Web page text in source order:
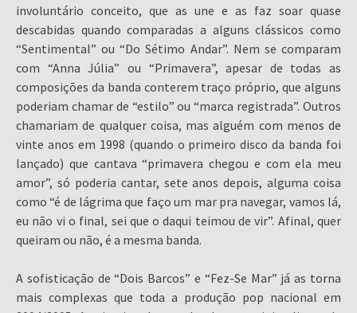
involuntário conceito, que as une e as faz soar quase
descabidas quando comparadas a alguns clássicos como
“Sentimental” ou “Do Sétimo Andar”. Nem se comparam
com “Anna Júlia” ou “Primavera”, apesar de todas as
composições da banda conterem traço próprio, que alguns
poderiam chamar de “estilo” ou “marca registrada”. Outros
chamariam de qualquer coisa, mas alguém com menos de
vinte anos em 1998 (quando o primeiro disco da banda foi
lançado) que cantava “primavera chegou e com ela meu
amor”, só poderia cantar, sete anos depois, alguma coisa
como “é de lágrima que faço um mar pra navegar, vamos lá,
eu não vi o final, sei que o daqui teimou de vir”. Afinal, quer
queiram ou não, é a mesma banda.
A sofisticação de “Dois Barcos” e “Fez-Se Mar” já as torna
mais complexas que toda a produção pop nacional em